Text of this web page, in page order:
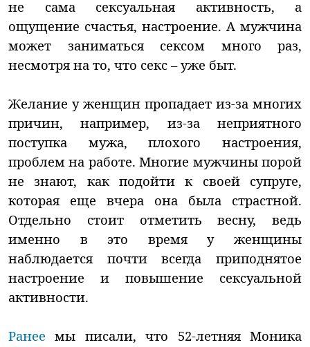
не сама сексуальная активность, а
ощущение счастья, настроение. А мужчина
может заниматься сексом много раз,
несмотря на то, что секс – уже быт.
Желание у женщин пропадает из-за многих
причин, например, из-за неприятного
поступка мужа, плохого настроения,
проблем на работе. Многие мужчины порой
не знают, как подойти к своей супруге,
которая еще вчера она была страстной.
Отдельно стоит отметить весну, ведь
именно в это время у женщины
наблюдается почти всегда приподнятое
настроение и повышение сексуальной
активности.
Ранее мы писали, что 52-летняя Моника